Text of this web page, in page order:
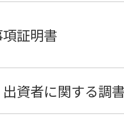
証明書
資者に関する調